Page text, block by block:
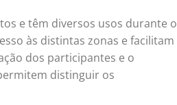
e têm diversos usos durante o
às distintas zonas e facilitam
dos participantes e o
distinguir os